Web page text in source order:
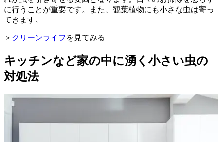
に行うことが重要です。また、観葉植物にも小さな虫は寄っ
てきます。
＞ クリーンライフ を見てみる
キッチンなど家の中に湧く小さい虫の
対処法